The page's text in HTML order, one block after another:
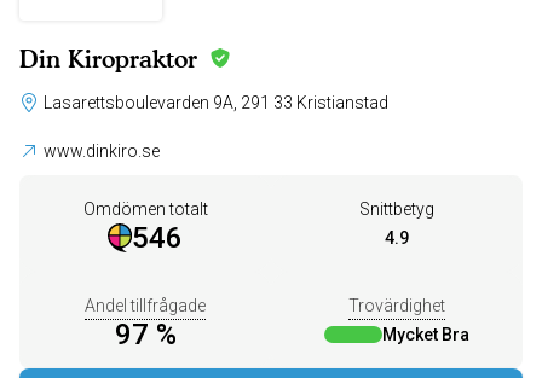
Din Kiropraktor
Lasarettsboulevarden 9A, 291 33 Kristianstad
www.dinkiro.se
Omdömen totalt
546
Snittbetyg
4.9
Andel tillfrågade
97 %
Trovärdighet
Mycket Bra